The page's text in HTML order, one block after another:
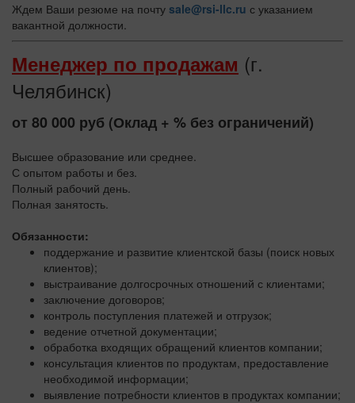
Ждем Ваши резюме на почту sale@rsi-llc.ru с указанием
вакантной должности.
Менеджер по продажам (г.
Челябинск)
от 80 000 руб (Оклад + % без ограничений)
Высшее образование или среднее.
С опытом работы и без.
Полный рабочий день.
Полная занятость.
Обязанности:
поддержание и развитие клиентской базы (поиск новых
клиентов);
выстраивание долгосрочных отношений с клиентами;
заключение договоров;
контроль поступления платежей и отгрузок;
ведение отчетной документации;
обработка входящих обращений клиентов компании;
консультация клиентов по продуктам, предоставление
необходимой информации;
выявление потребности клиентов в продуктах компании;